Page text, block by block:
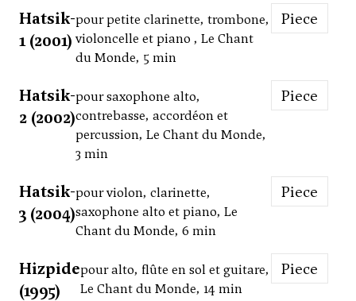
Hatsik-
1 (2001)
pour petite clarinette, trombone,
violoncelle et piano , Le Chant
du Monde, 5 min
Piece
Hatsik-
2 (2002)
pour saxophone alto,
contrebasse, accordéon et
percussion, Le Chant du Monde,
3 min
Piece
Hatsik-
3 (2004)
pour violon, clarinette,
saxophone alto et piano, Le
Chant du Monde, 6 min
Piece
Hizpide
(1995)
pour alto, flûte en sol et guitare,
Le Chant du Monde, 14 min
Piece